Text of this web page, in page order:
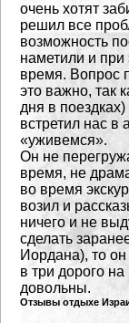
очень хотят
решил все
возможность
наметили и
время. Вопрос
это важно, так
дня в
встретил нас в
«уживемся».
Он не
время, не
во время
возил и
ничего и не
сделать
Иордана), то
в три дорого на
довольны.
Отзывы отдыхе